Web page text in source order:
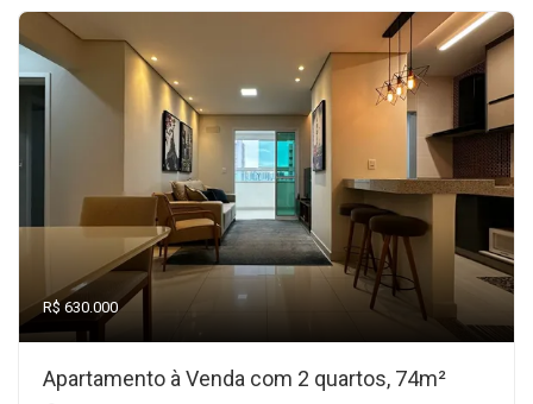
R$ 630.000
Apartamento à Venda com 2 quartos, 74m²